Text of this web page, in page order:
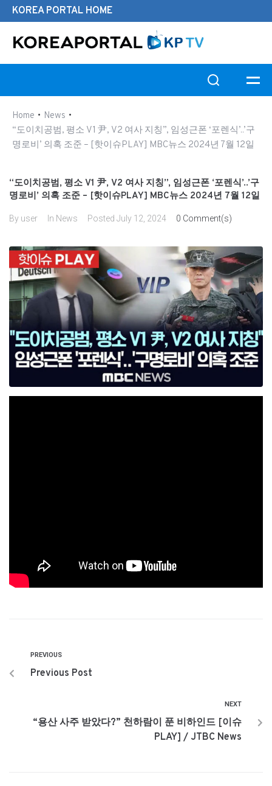
KOREA PORTAL HOME
Home • News •
“도이치공범, 평소 V1 尹, V2 여사 지칭”, 임성근폰 ‘포렌식’..’구
명로비’ 의혹 조준 – [핫이슈PLAY] MBC뉴스 2024년 7월 12일
“도이치공범, 평소 V1 尹, V2 여사 지칭”, 임성근폰 ‘포렌식’..’구
명로비’ 의혹 조준 – [핫이슈PLAY] MBC뉴스 2024년 7월 12일
By user In News Posted July 12, 2024 0 Comment(s)
PREVIOUS
Previous Post
NEXT
“용산 사주 받았다?” 천하람이 푼 비하인드 [이슈
PLAY] / JTBC News